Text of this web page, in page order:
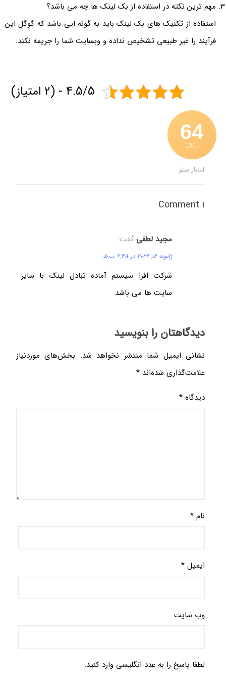
مهم ترین نکته در استفاده از بک لینک ها چه می باشد؟
استفاده از تکنیک های بک لینک باید به گونه ایی باشد که گوگل این
فرآیند را غیر طبیعی تشخیص نداده و وبسایت شما را جریمه نکند.
4.5/5 - (2 امتیاز)
64
/ 100
امتیاز سئو
مجيد لطفی گفت:
ژانویه 16, 2024 در 9:48 ب.ظ
شرکت افرا سیستم آماده تبادل لینک با سایر
سایت ها می باشد
دیدگاهتان را بنویسید
نشانی ایمیل شما منتشر نخواهد شد.
بخش‌های موردنیاز
علامت‌گذاری شده‌اند *
دیدگاه*
نام*
ایمیل*
وب‌ سایت
لطفا پاسخ را به عدد انگلیسی وارد کنید: